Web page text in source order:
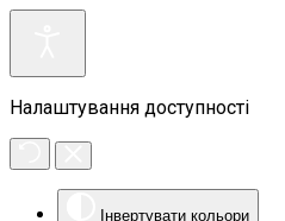
Налаштування доступності
Інвертувати кольори